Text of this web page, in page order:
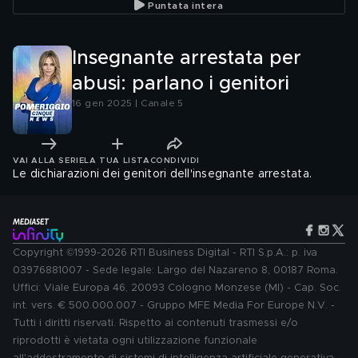
Puntata intera
Insegnante arrestata per
abusi: parlano i genitori
16 gen 2025 | Canale 5
VAI ALLA SERIE LA TUA LISTA CONDIVIDI
Le dichiarazioni dei genitori dell'insegnante arrestata.
Copyright ©1999-2026 RTI Business Digital - RTI S.p.A.: p. iva
03976881007 - Sede legale: Largo del Nazareno 8, 00187 Roma.
Uffici: Viale Europa 46, 20093 Cologno Monzese (MI) - Cap. Soc.
int. vers. € 500.000.007 - Gruppo MFE Media For Europe N.V. -
Tutti i diritti riservati. Rispetto ai contenuti trasmessi e/o
riprodotti è vietata ogni utilizzazione funzionale